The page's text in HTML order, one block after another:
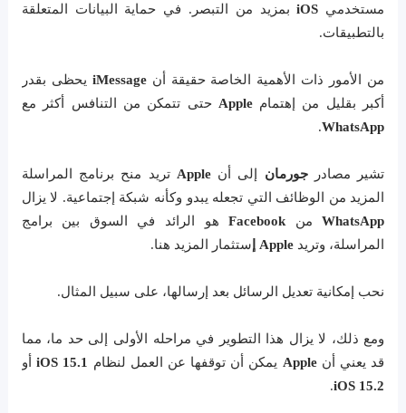
مستخدمي iOS بمزيد من التبصر. في حماية البيانات المتعلقة
بالتطبيقات.
من الأمور ذات الأهمية الخاصة حقيقة أنiMessage يحظى بقدر
أكبر بقليل من إهتمامApple حتى تتمكن من التنافس أكثر مع
WhatsApp
.
تشير مصادرجورمان إلى أنApple تريد منح برنامج المراسلة
المزيد من الوظائف التي تجعله يبدو وكأنه شبكة إجتماعية. لا يزال
WhatsApp
من Facebook
هو الرائد في السوق بين برامج
المراسلة، وتريد Apple إ ستثمار المزيد هنا.
نحب إمكانية تعديل الرسائل بعد إرسالها، على سبيل المثال.
ومع ذلك، لا يزال هذا التطوير في مراحله الأولى إلى حد ما، مما
قد يعني أنApple يمكن أن توقفها عن العمل لنظام iOS 15.1أو
iOS 15.2
.